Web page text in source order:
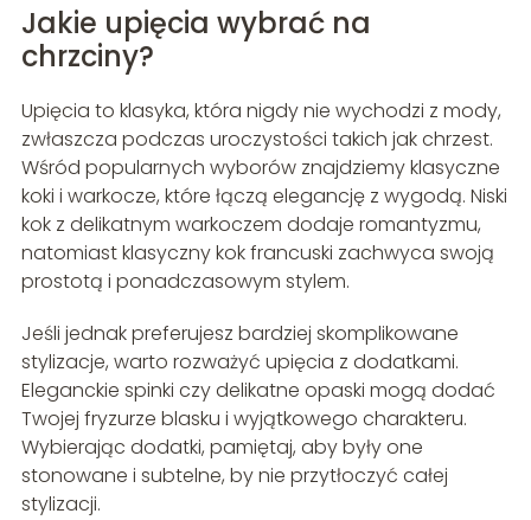
Jakie upięcia wybrać na
chrzciny?
Upięcia to klasyka, która nigdy nie wychodzi z mody,
zwłaszcza podczas uroczystości takich jak chrzest.
Wśród popularnych wyborów znajdziemy klasyczne
koki i warkocze, które łączą elegancję z wygodą. Niski
kok z delikatnym warkoczem dodaje romantyzmu,
natomiast klasyczny kok francuski zachwyca swoją
prostotą i ponadczasowym stylem.
Jeśli jednak preferujesz bardziej skomplikowane
stylizacje, warto rozważyć upięcia z dodatkami.
Eleganckie spinki czy delikatne opaski mogą dodać
Twojej fryzurze blasku i wyjątkowego charakteru.
Wybierając dodatki, pamiętaj, aby były one
stonowane i subtelne, by nie przytłoczyć całej
stylizacji.